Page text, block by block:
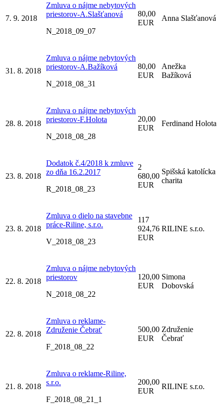
7. 9. 2018
Zmluva o nájme nebytových
priestorov-A.Slašťanová
N_2018_09_07
80,00
EUR
Anna Slašťanová
31. 8. 2018
Zmluva o nájme nebytových
priestorov-A.Bažíková
N_2018_08_31
80,00
EUR
Anežka
Bažíková
28. 8. 2018
Zmluva o nájme nebytových
priestorov-F.Holota
N_2018_08_28
20,00
EUR
Ferdinand Holota
23. 8. 2018
Dodatok č.4/2018 k zmluve
zo dňa 16.2.2017
R_2018_08_23
2
680,00
EUR
Spišská katolícka
charita
23. 8. 2018
Zmluva o dielo na stavebne
práce-Riline, s.r.o.
V_2018_08_23
117
924,76
EUR
RILINE s.r.o.
22. 8. 2018
Zmluva o nájme nebytových
priestorov
N_2018_08_22
120,00
EUR
Simona
Dobovská
22. 8. 2018
Zmluva o reklame-
Združenie Čebrať
F_2018_08_22
500,00
EUR
Združenie
Čebrať
21. 8. 2018
Zmluva o reklame-Riline,
s.r.o.
F_2018_08_21_1
200,00
EUR
RILINE s.r.o.